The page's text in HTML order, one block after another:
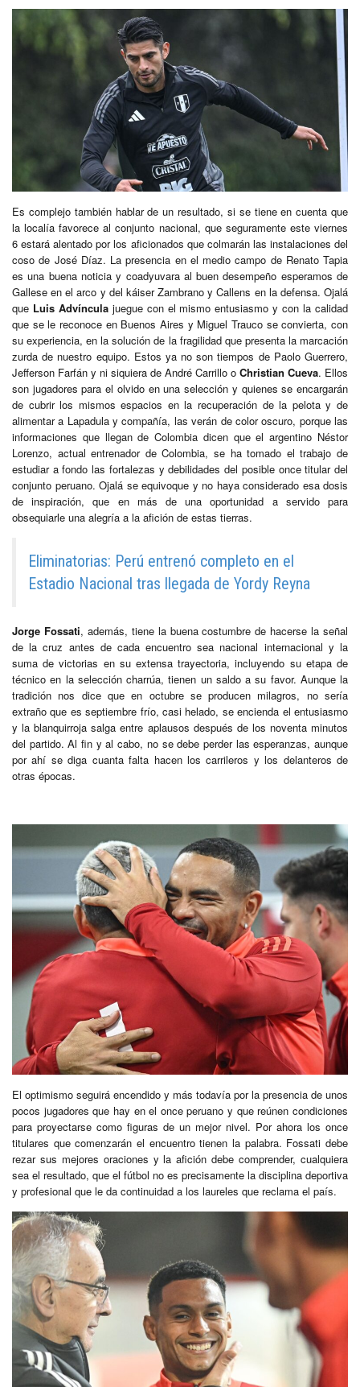
Es complejo también hablar de un resultado, si se tiene en cuenta que
la localía favorece al conjunto nacional, que seguramente este viernes
6 estará alentado por los aficionados que colmarán las instalaciones del
coso de José Díaz. La presencia en el medio campo de Renato Tapia
es una buena noticia y coadyuvara al buen desempeño esperamos de
Gallese en el arco y del káiser Zambrano y Callens en la defensa. Ojalá
que Luis Advínculajuegue con el mismo entusiasmo y con la calidad
que se le reconoce en Buenos Aires y Miguel Trauco se convierta, con
su experiencia, en la solución de la fragilidad que presenta la marcación
zurda de nuestro equipo. Estos ya no son tiempos de Paolo Guerrero,
Jefferson Farfán y ni siquiera de André Carrillo o Christian Cueva. Ellos
son jugadores para el olvido en una selección y quienes se encargarán
de cubrir los mismos espacios en la recuperación de la pelota y de
alimentar a Lapadula y compañía, las verán de color oscuro, porque las
informaciones que llegan de Colombia dicen que el argentino Néstor
Lorenzo, actual entrenador de Colombia, se ha tomado el trabajo de
estudiar a fondo las fortalezas y debilidades del posible once titular del
conjunto peruano. Ojalá se equivoque y no haya considerado esa dosis
de inspiración, que en más de una oportunidad a servido para
obsequiarle una alegría a la afición de estas tierras.
Eliminatorias: Perú entrenó completo en el
Estadio Nacional tras llegada de Yordy Reyna
Jorge Fossati, además, tiene la buena costumbre de hacerse la señal
de la cruz antes de cada encuentro sea nacional internacional y la
suma de victorias en su extensa trayectoria, incluyendo su etapa de
técnico en la selección charrúa, tienen un saldo a su favor. Aunque la
tradición nos dice que en octubre se producen milagros, no sería
extraño que es septiembre frío, casi helado, se encienda el entusiasmo
y la blanquirroja salga entre aplausos después de los noventa minutos
del partido. Al fin y al cabo, no se debe perder las esperanzas, aunque
por ahí se diga cuanta falta hacen los carrileros y los delanteros de
otras épocas.
El optimismo seguirá encendido y más todavía por la presencia de unos
pocos jugadores que hay en el once peruano y que reúnen condiciones
para proyectarse como figuras de un mejor nivel. Por ahora los once
titulares que comenzarán el encuentro tienen la palabra. Fossati debe
rezar sus mejores oraciones y la afición debe comprender, cualquiera
sea el resultado, que el fútbol no es precisamente la disciplina deportiva
y profesional que le da continuidad a los laureles que reclama el país.